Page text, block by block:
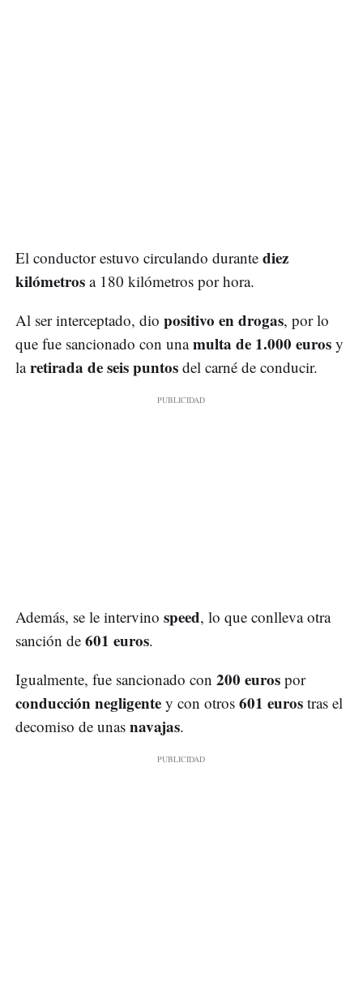
El conductor estuvo circulando durante diez
kilómetros a 180 kilómetros por hora.
Al ser interceptado, dio positivo en drogas, por lo
que fue sancionado con unamulta de 1.000 euros y
laretirada de seis puntos del carné de conducir.
Además, se le intervino speed, lo que conlleva otra
sanción de 601 euros.
Igualmente, fue sancionado con 200 euros por
conducción negligente y con otros 601 euros tras el
decomiso de unas navajas.